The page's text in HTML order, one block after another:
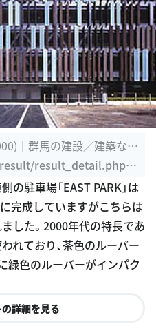
｜群馬の建設／建築なら
result_detail.php?i
の駐車場「EAST PARK」は
完成していますがこちらは
した。2000年代の特長であ
れており、茶色のルーバー
緑色のルーバーがインパク
詳細を見る